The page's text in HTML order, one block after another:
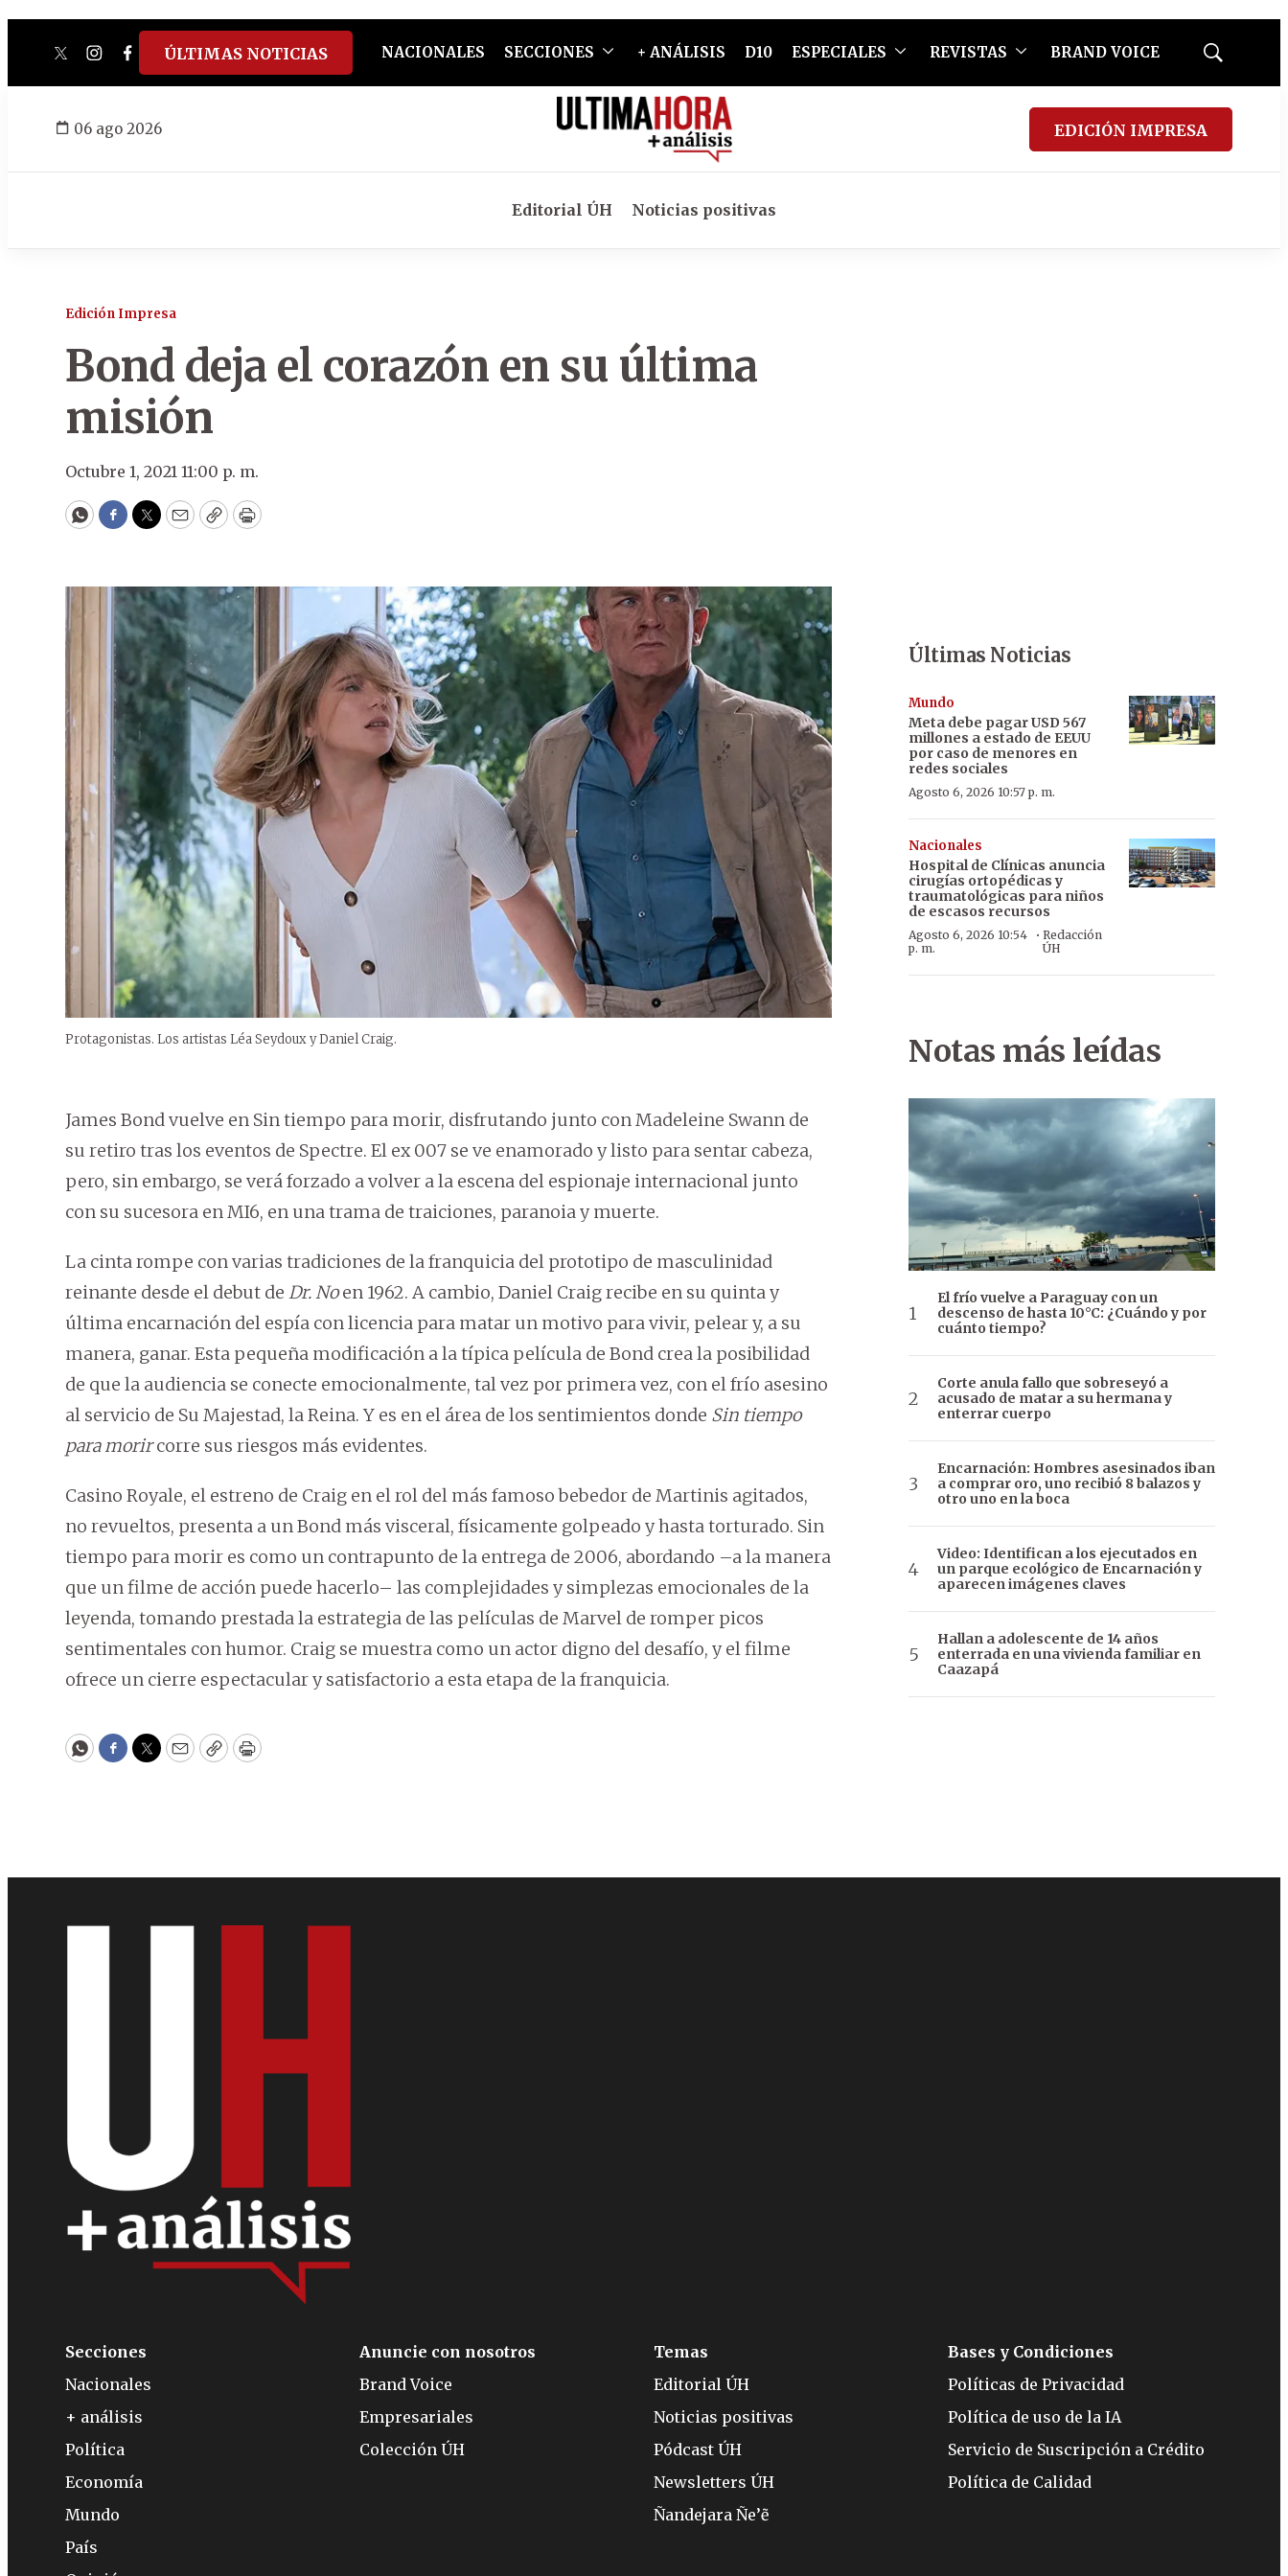
twitterinstagram
facebook
tiktokyoutube
spotify
ÚLTIMAS NOTICIAS NACIONALES SECCIONES + ANÁLISIS D10 ESPECIALES REVISTAS BRAND VOICE
Mostrar
06 ago 2026 EDICIÓN IMPRESA
Editorial ÚH Noticias positivas
Edición Impresa
Bond deja el corazón en su última
misión
Octubre 1, 2021 11:00 p. m.
WhatsApp
Facebook
Twitter
EmailCopyPrint
Protagonistas. Los artistas Léa Seydoux y Daniel Craig.
James Bond vuelve en Sin tiempo para morir, disfrutando junto con Madeleine Swann de
su retiro tras los eventos de Spectre. El ex 007 se ve enamorado y listo para sentar cabeza,
pero, sin embargo, se verá forzado a volver a la escena del espionaje internacional junto
con su sucesora en MI6, en una trama de traiciones, paranoia y muerte.
La cinta rompe con varias tradiciones de la franquicia del prototipo de masculinidad
reinante desde el debut de Dr. Noen 1962. A cambio, Daniel Craig recibe en su quinta y
última encarnación del espía con licencia para matar un motivo para vivir, pelear y, a su
manera, ganar. Esta pequeña modificación a la típica película de Bond crea la posibilidad
de que la audiencia se conecte emocionalmente, tal vez por primera vez, con el frío asesino
al servicio de Su Majestad, la Reina. Y es en el área de los sentimientos donde Sin tiempo
para morircorre sus riesgos más evidentes.
Casino Royale, el estreno de Craig en el rol del más famoso bebedor de Martinis agitados,
no revueltos, presenta a un Bond más visceral, físicamente golpeado y hasta torturado. Sin
tiempo para morir es como un contrapunto de la entrega de 2006, abordando –a la manera
que un filme de acción puede hacerlo– las complejidades y simplezas emocionales de la
leyenda, tomando prestada la estrategia de las películas de Marvel de romper picos
sentimentales con humor. Craig se muestra como un actor digno del desafío, y el filme
ofrece un cierre espectacular y satisfactorio a esta etapa de la franquicia.
WhatsApp
Facebook
Twitter
EmailCopyPrint
Últimas Noticias
Mundo
Meta debe pagar USD 567
millones a estado de EEUU
por caso de menores en
redes sociales
Agosto 6, 2026 10:57 p. m.
Nacionales
Hospital de Clínicas anuncia
cirugías ortopédicas y
traumatológicas para niños
de escasos recursos
Agosto 6, 2026 10:54
p. m.
· Redacción
ÚH
Notas más leídas
El frío vuelve a Paraguay con un
descenso de hasta 10°C: ¿Cuándo y por
cuánto tiempo?
Corte anula fallo que sobreseyó a
acusado de matar a su hermana y
enterrar cuerpo
Encarnación: Hombres asesinados iban
a comprar oro, uno recibió 8 balazos y
otro uno en la boca
Video: Identifican a los ejecutados en
un parque ecológico de Encarnación y
aparecen imágenes claves
Hallan a adolescente de 14 años
enterrada en una vivienda familiar en
Caazapá
Secciones
Nacionales
+ análisis
Política
Economía
Mundo
País
Anuncie con nosotros
Brand Voice
Empresariales
Colección ÚH
Temas
Editorial ÚH
Noticias positivas
Pódcast ÚH
Newsletters ÚH
Ñandejara Ñe’ẽ
Bases y Condiciones
Políticas de Privacidad
Política de uso de la IA
Servicio de Suscripción a Crédito
Política de Calidad